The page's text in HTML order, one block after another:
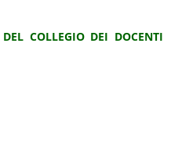
COLLEGIO DEI DOCENTI